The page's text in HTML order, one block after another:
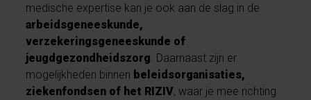
medische expertise kan je ook aan de slag in de
arbeidsgeneeskunde,
verzekeringsgeneeskunde of
jeugdgezondheidszorg . Daarnaast zijn er
mogelijkheden binnen beleidsorganisaties,
ziekenfondsen of het RIZIV, waar je mee richting